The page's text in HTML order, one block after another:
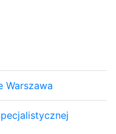
Warszawa